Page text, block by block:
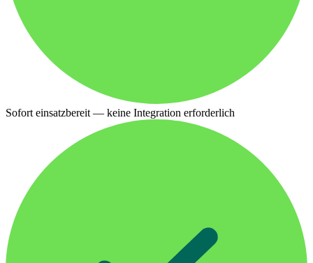
Sofort einsatzbereit — keine Integration erforderlich